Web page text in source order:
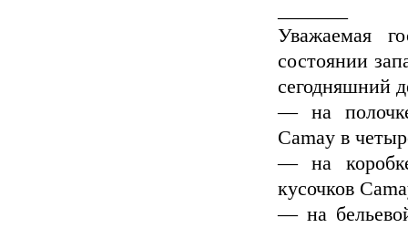
Уважаемая
состоянии
сегодняшний
— на
Camay в
— на
кусочков
— на